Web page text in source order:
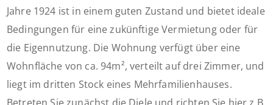
Jahre 1924 ist in einem guten Zustand und bietet ideale
Bedingungen für eine zukünftige Vermietung oder für
die Eigennutzung. Die Wohnung verfügt über eine
Wohnfläche von ca. 94m², verteilt auf drei Zimmer, und
liegt im dritten Stock eines Mehrfamilienhauses.
Betreten Sie zunächst die Diele und richten Sie hier z.B.